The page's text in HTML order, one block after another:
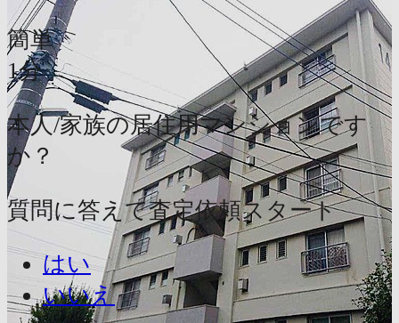
簡単
1分
本人/家族の居住用マンションです
か？
質問に答えて査定依頼スタート
はい
いいえ